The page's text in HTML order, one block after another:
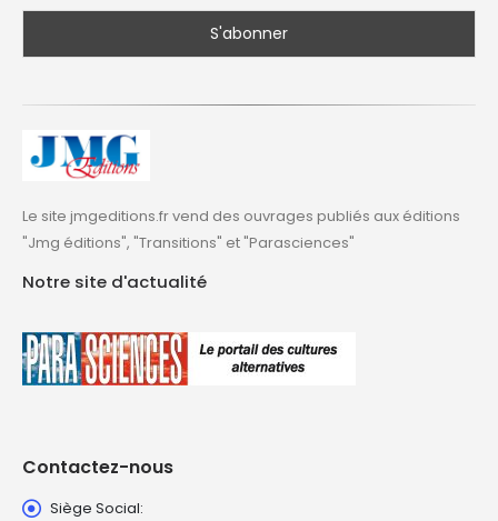
Le site jmgeditions.fr vend des ouvrages publiés aux éditions
"Jmg éditions", "Transitions" et "Parasciences"
Notre site d'actualité
Contactez-nous
Siège Social: